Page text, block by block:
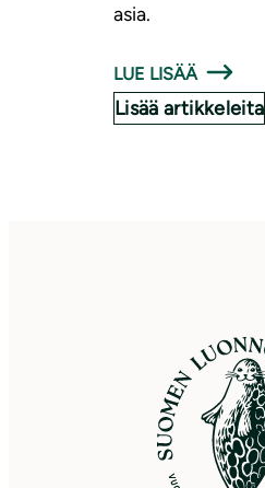
asia.
LUE LISÄÄ
Lisää artikkeleita